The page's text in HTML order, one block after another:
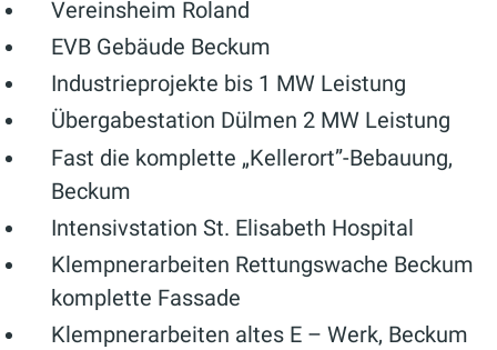
Vereinsheim Roland
EVB Gebäude Beckum
Industrieprojekte bis 1 MW Leistung
Übergabestation Dülmen 2 MW Leistung
Fast die komplette „Kellerort”-Bebauung,
Beckum
Intensivstation St. Elisabeth Hospital
Klempnerarbeiten Rettungswache Beckum
komplette Fassade
Klempnerarbeiten altes E – Werk, Beckum